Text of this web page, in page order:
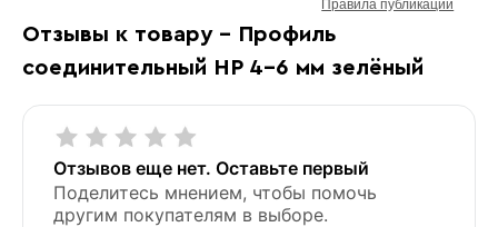
Отзывы к товару - Профиль
соединительный HP 4-6 мм зелёный
Отзывов еще нет. Оставьте первый
Поделитесь мнением, чтобы помочь
другим покупателям в выборе.
Правила публикации